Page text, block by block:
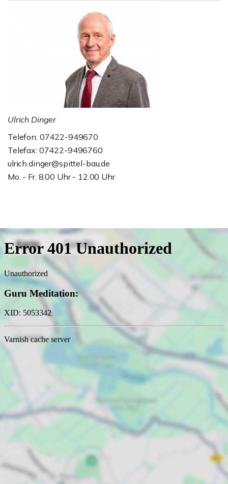
Ulrich Dinger
Telefon: 07422-949670
Telefax: 07422-9496760
ulrich.dinger@spittel-bau.de
Mo. - Fr. 8.00 Uhr - 12.00 Uhr